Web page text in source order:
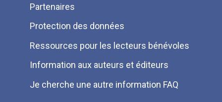
Partenaires
Protection des données
Ressources pour les lecteurs bénévoles
Information aux auteurs et éditeurs
Je cherche une autre information FAQ